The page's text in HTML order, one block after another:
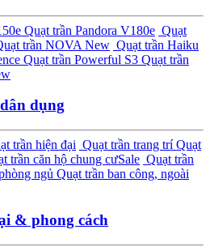
Quạt trần Pandora V180e Quạt
trần NOVA New Quạt trần Haiku
Quạt trần Powerful S3 Quạt trần
dụng
trần hiện đại Quạt trần trang tríQuạt
trần căn hộ chung cưSale Quạt trần
ngủ Quạt trần ban công, ngoài
& phong cách